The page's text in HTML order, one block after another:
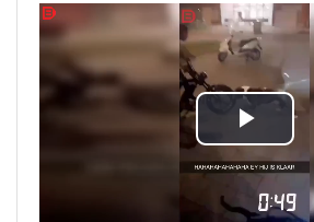
P
l